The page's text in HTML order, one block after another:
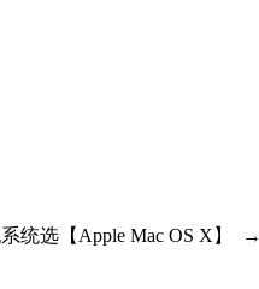
选【Apple Mac OS X】